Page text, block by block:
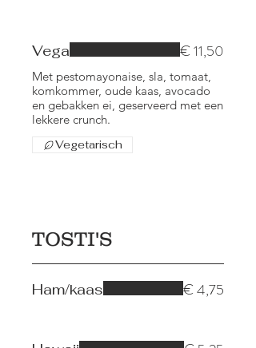
Vega
Met pestomayonaise, sla, tomaat,
komkommer, oude kaas, avocado
en gebakken ei, geserveerd met een
lekkere crunch.
€ 11,50
Vegetarisch
TOSTI'S
Ham/kaas € 4,75